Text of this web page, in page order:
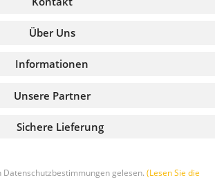
Über Uns
Informationen
Sichere Lieferung
Unsere Partner
Datenschutzbestimmungen gelesen. (Lesen Sie die